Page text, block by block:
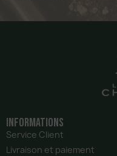
Informations
Service Client
Livraison et paiement